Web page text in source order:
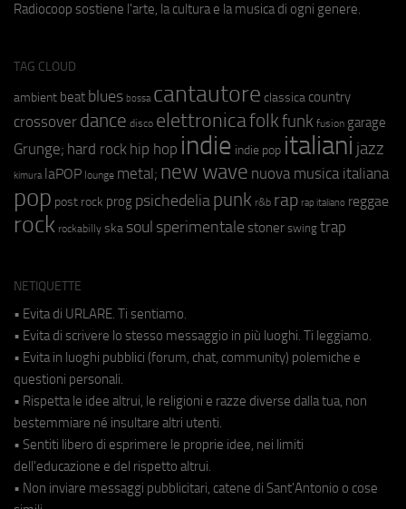
Radiocoop sostiene l'arte, la cultura e la musica di ogni genere.
TAG CLOUD
ambient beat blues bossa cantautore classica country
crossover dance disco elettronicafolkfunk fusion garage
Grunge; hard rock hip hop indie indie pop italiani jazz
kimura laPOP lounge metal; new wave nuova musica italiana
pop post rock prog psichedeliapunk r&b rap rap italiano reggae
rock rockabilly ska soul sperimentale stoner swing trap
NETIQUETTE
• Evita di URLARE. Ti sentiamo.
• Evita di scrivere lo stesso messaggio in più luoghi. Ti leggiamo.
• Evita in luoghi pubblici (forum, chat, community) polemiche e
questioni personali.
• Rispetta le idee altrui, le religioni e razze diverse dalla tua, non
bestemmiare né insultare altri utenti.
• Sentiti libero di esprimere le proprie idee, nei limiti
dell'educazione e del rispetto altrui.
• Non inviare messaggi pubblicitari, catene di Sant'Antonio o cose